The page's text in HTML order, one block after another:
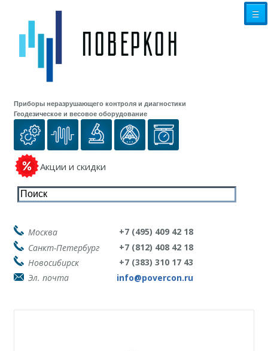
Приборы неразрушающего контроля и диагностики
Геодезическое и весовое оборудование
Акции и скидки
☰
Москва
+7 (495) 409 42 18
Санкт-Петербург
+7 (812) 408 42 18
Новосибирск
+7 (383) 310 17 43
Эл. почта
info@povercon.ru